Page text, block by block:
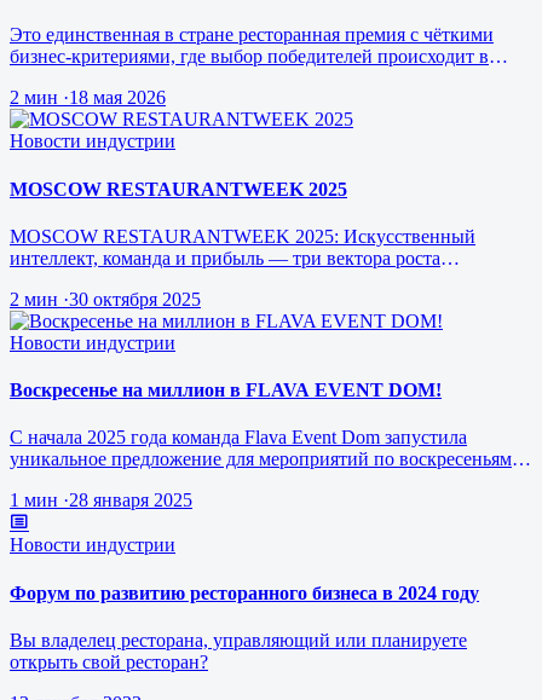
Это единственная в стране ресторанная премия с чёткими
бизнес-критериями, где выбор победителей происходит в
2 мин ·18 мая 2026
Новости индустрии
MOSCOW RESTAURANTWEEK 2025
MOSCOW RESTAURANTWEEK 2025: Искусственный
интеллект, команда и прибыль — три вектора роста
2 мин ·30 октября 2025
Новости индустрии
Воскресенье на миллион в FLAVA EVENT DOM!
С начала 2025 года команда Flava Event Dom запустила
уникальное предложение для мероприятий по воскресеньям за
1 мин ·28 января 2025
Новости индустрии
Форум по развитию ресторанного бизнеса в 2024 году
Вы владелец ресторана, управляющий или планируете
открыть свой ресторан?